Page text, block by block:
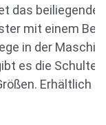
das beiliegende
mit einem
in der
es die
Erhältlich